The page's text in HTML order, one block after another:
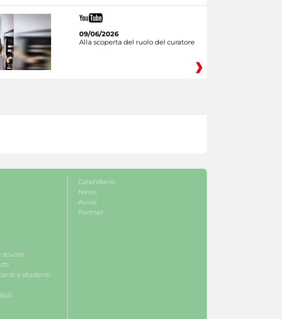
09/06/2026
Alla scoperta del ruolo del curatore
scuole
e studenti
Calendario
News
Avvisi
Partner